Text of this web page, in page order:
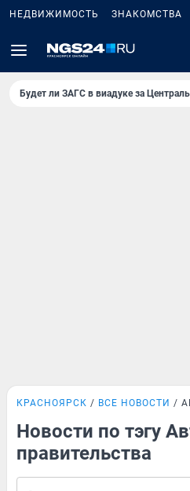
НЕДВИЖИМОСТЬ ЗНАКОМСТВА
Будет ли ЗАГС в виадуке за
КРАСНОЯРСК ВСЕ НОВОСТИ
Новости по тэгу
правительства